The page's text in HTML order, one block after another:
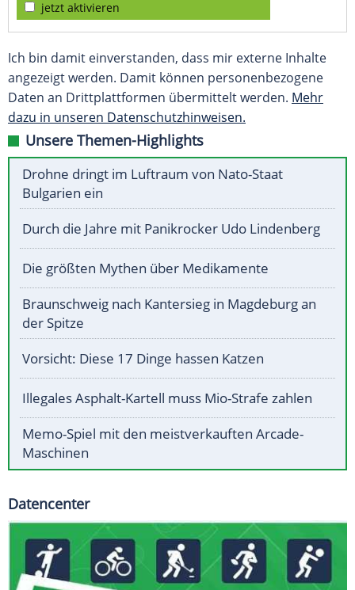
jetzt aktivieren
Ich bin damit einverstanden, dass mir externe Inhalte
angezeigt werden. Damit können personenbezogene
Daten an Drittplattformen übermittelt werden. Mehr
dazu in unseren Datenschutzhinweisen.
Unsere Themen-Highlights
Drohne dringt im Luftraum von Nato-Staat
Bulgarien ein
Durch die Jahre mit Panikrocker Udo Lindenberg
Die größten Mythen über Medikamente
Braunschweig nach Kantersieg in Magdeburg an
der Spitze
Vorsicht: Diese 17 Dinge hassen Katzen
Illegales Asphalt-Kartell muss Mio-Strafe zahlen
Memo-Spiel mit den meistverkauften Arcade-
Maschinen
Datencenter